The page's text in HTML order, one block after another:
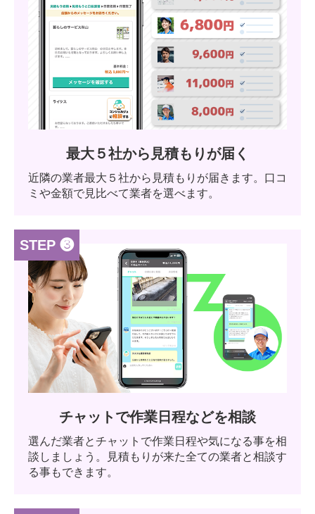
最大５社から見積もりが届く
近隣の業者最大５社から見積もりが届きます。口コ
ミや金額で見比べて業者を選べます。
STEP ❸
チャットで作業日程などを相談
選んだ業者とチャットで作業日程や気になる事を相
談しましょう。見積もりが来た全ての業者と相談す
る事もできます。